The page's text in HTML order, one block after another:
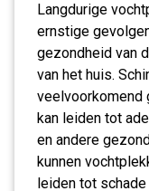
Langdurige
ernstige
gezondheid van
van het huis.
veelvoorkomend
kan leiden tot
en andere
kunnen
leiden tot